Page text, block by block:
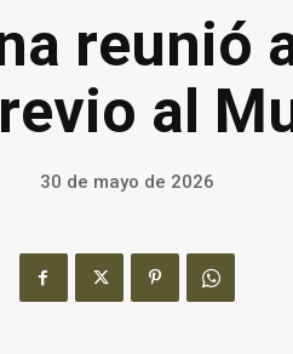
reunió
al
30 de mayo de 2026